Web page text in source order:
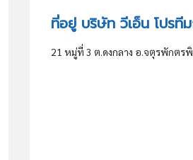
ที่อยู่ บริษัท วีเอ็น โปรที
21 หมู่ที่ 3 ต.ดงกลาง อ.จตุรพักตร